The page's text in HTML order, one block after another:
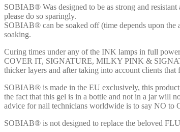
SOBIAB® Was designed to be as strong and
please do so sparingly.
SOBIAB® can be soaked off (time depends upon the
soaking.
Curing times under any of the INK lamps in full
COVER IT, SIGNATURE, MILKY PINK &
thicker layers and after taking into account clients
SOBIAB® is made in the EU exclusively, this
the fact that this gel is in a bottle and not in a jar
advice for nail technicians worldwide is to say NO to
SOBIAB® is not designed to replace the beloved